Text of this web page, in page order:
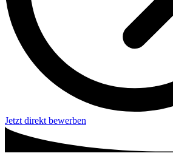
Jetzt direkt bewerben